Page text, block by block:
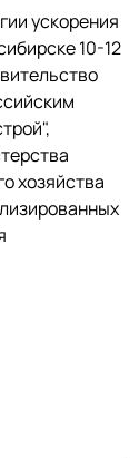
ускорения
10-12
хозяйства